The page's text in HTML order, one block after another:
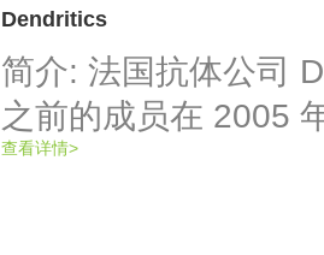
Dendritics
简介: 法国抗体公司
之前的成员在 2005
员在免疫学各个领域
查看详情>